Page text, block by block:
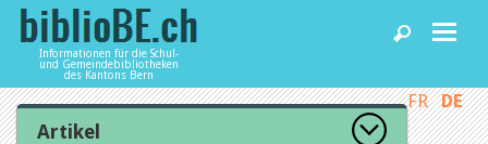
Informationen für die Schul-
und Gemeindebibliotheken
des Kantons Bern
Home
FR DE
Artikel